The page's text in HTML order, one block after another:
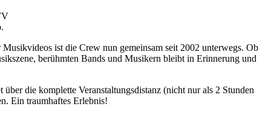
ist die Crew nun gemeinsam seit 2002 unterwegs. Ob
berühmten Bands und Musikern bleibt in Erinnerung und
die komplette Veranstaltungsdistanz (nicht nur als 2 Stunden
Ein traumhaftes Erlebnis!